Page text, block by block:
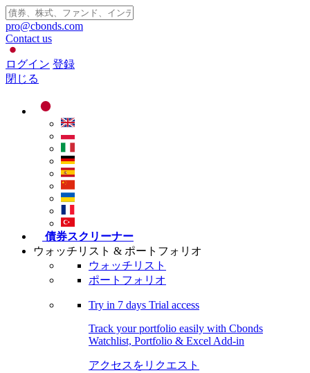
pro@cbonds.com
Contact us
ログイン 登録
閉じる
債券スクリーナー
ウォッチリスト & ポートフォリオ
ウォッチリスト
ポートフォリオ
Try in 7 days Trial access
Track your portfolio easily with Cbonds
Watchlist, Portfolio & Excel Add-in
アクセスをリクエスト